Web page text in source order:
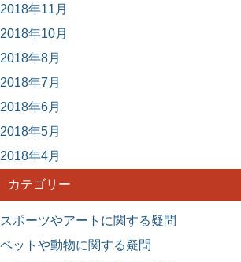
2018年11月
2018年10月
2018年8月
2018年7月
2018年6月
2018年5月
2018年4月
カテゴリー
スポーツやアートに関する疑問
ペットや動物に関する疑問